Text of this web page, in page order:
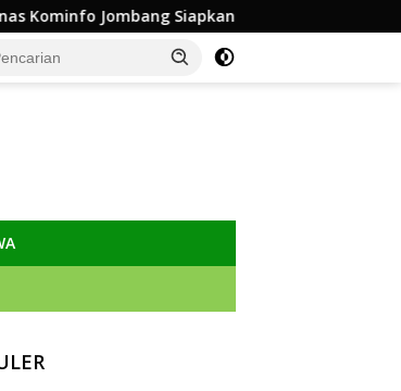
Sistem Rekam Medis Digital dan Wifi